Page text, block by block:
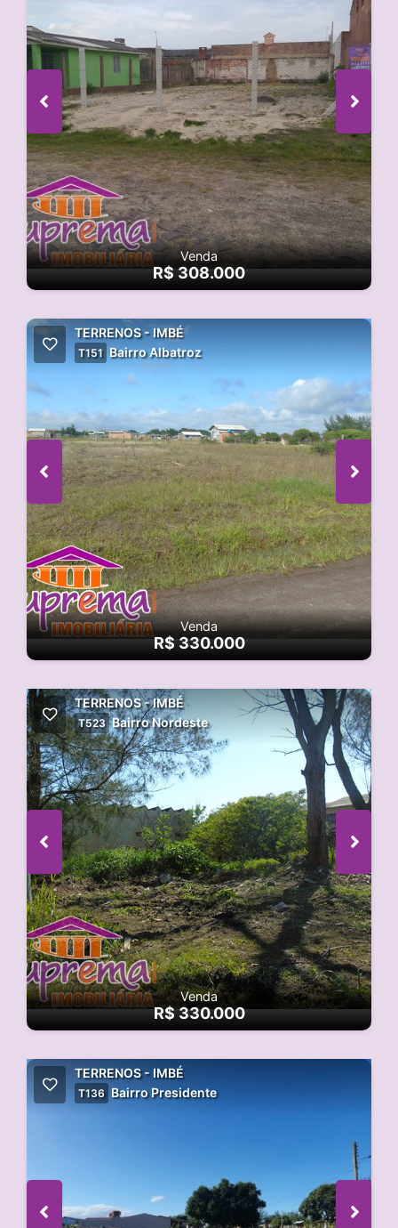
Venda
R$ 308.000
TERRENOS - IMBÉ
T151 Bairro Albatroz
Venda
R$ 330.000
TERRENOS - IMBÉ
T523 Bairro Nordeste
Venda
R$ 330.000
TERRENOS - IMBÉ
T136 Bairro Presidente